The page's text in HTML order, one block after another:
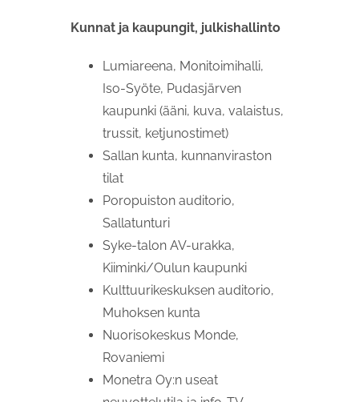
Kunnat ja kaupungit, julkishallinto
Lumiareena, Monitoimihalli,
Iso-Syöte, Pudasjärven
kaupunki (ääni, kuva, valaistus,
trussit, ketjunostimet)
Sallan kunta, kunnanviraston
tilat
Poropuiston auditorio,
Sallatunturi
Syke-talon AV-urakka,
Kiiminki/Oulun kaupunki
Kulttuurikeskuksen auditorio,
Muhoksen kunta
Nuorisokeskus Monde,
Rovaniemi
Monetra Oy:n useat